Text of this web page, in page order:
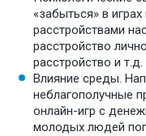
«забыться» в
расстройствами
расстройство
расстройство и т.д.
Влияние среды.
неблагополучные
онлайн-игр с
молодых людей